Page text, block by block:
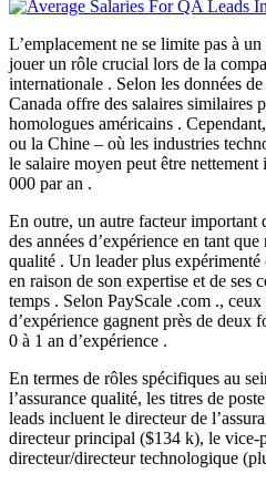
L’emplacement ne se limite pas à
jouer un rôle crucial lors de la
internationale . Selon les données
Canada offre des salaires similaires
homologues américains .
ou la Chine – où les industries
le salaire moyen peut être
000 par an .
En outre, un autre facteur important
des années d’expérience en tant que
qualité . Un leader plus
en raison de son expertise et de ses
temps . Selon PayScale .com .,
d’expérience gagnent près de deux
0 à 1 an d’expérience .
En termes de rôles spécifiques au
l’assurance qualité, les titres de
leads incluent le directeur de
directeur principal ($134 k), le vice-
directeur/directeur technologique